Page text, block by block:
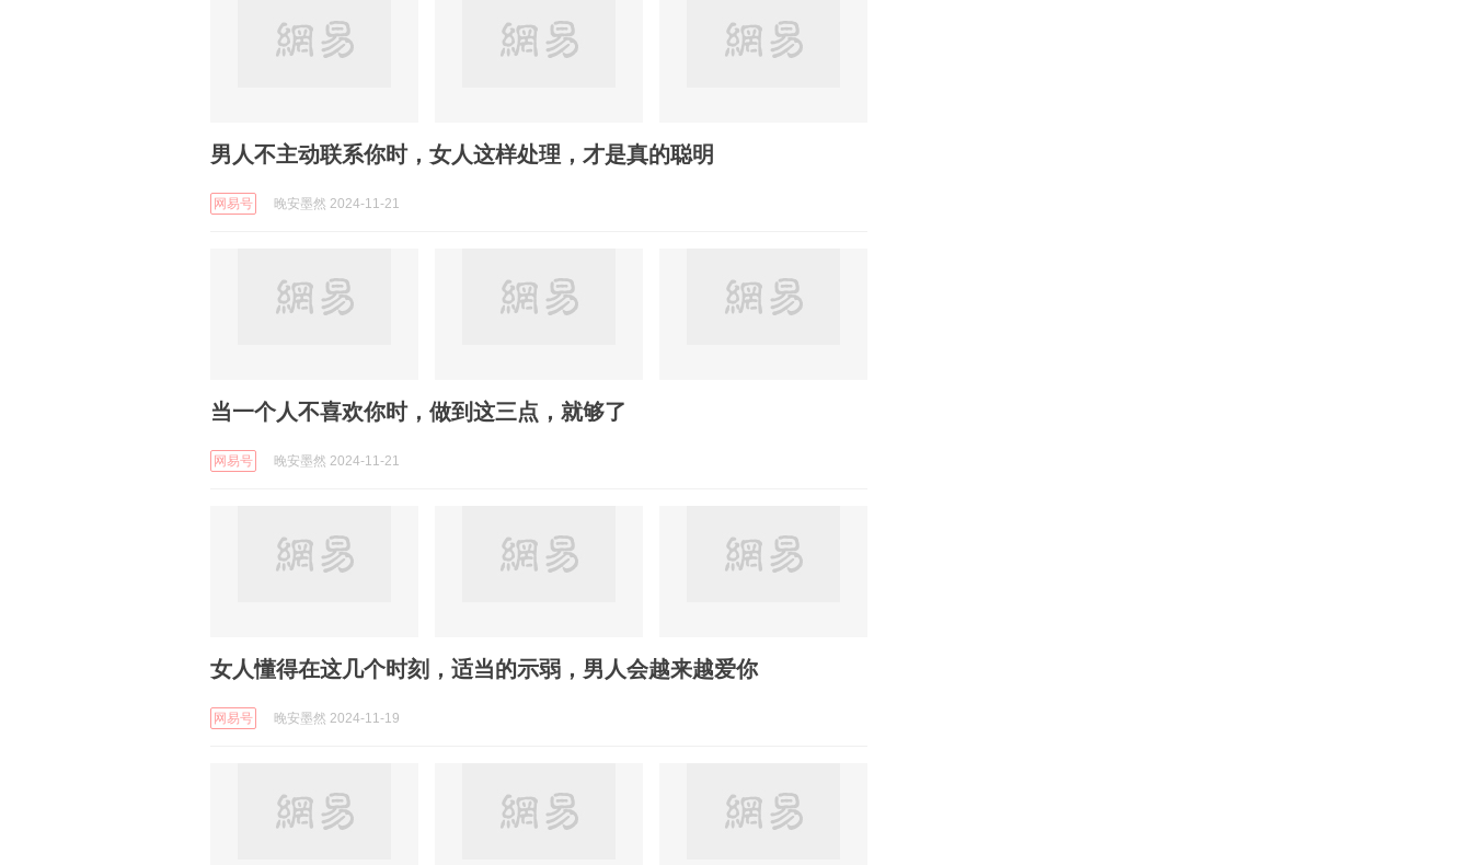
男人不主动联系你时，女人这样处理，才是真的聪明
网易号 晚安墨然 2024-11-21
当一个人不喜欢你时，做到这三点，就够了
网易号 晚安墨然 2024-11-21
女人懂得在这几个时刻，适当的示弱，男人会越来越爱你
网易号 晚安墨然 2024-11-19